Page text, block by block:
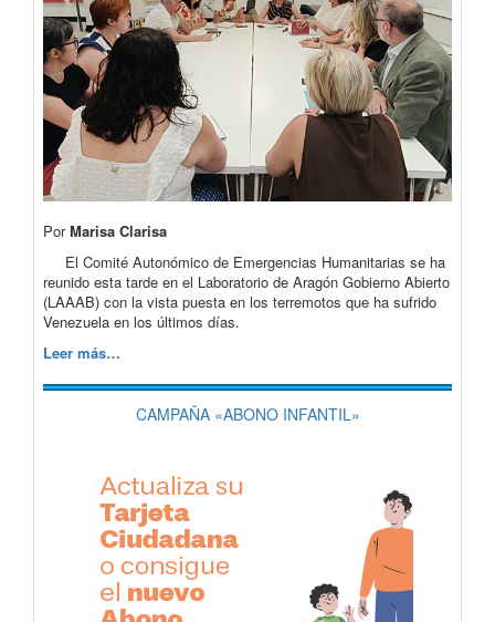
PorMarisa Clarisa
El Comité Autonómico de Emergencias Humanitarias se ha
reunido esta tarde en el Laboratorio de Aragón Gobierno Abierto
(LAAAB) con la vista puesta en los terremotos que ha sufrido
Venezuela en los últimos días.
Leer más…
CAMPAÑA «ABONO INFANTIL»